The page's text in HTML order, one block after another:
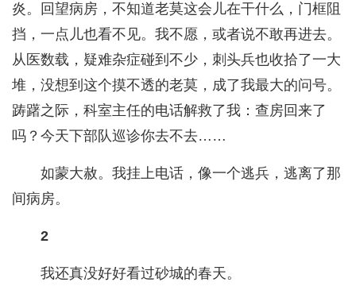
炎。回望病房，不知道老莫这会儿在干什么，门框阻
挡，一点儿也看不见。我不愿，或者说不敢再进去。
从医数载，疑难杂症碰到不少，刺头兵也收拾了一大
堆，没想到这个摸不透的老莫，成了我最大的问号。
踌躇之际，科室主任的电话解救了我：查房回来了
吗？今天下部队巡诊你去不去……
如蒙大赦。我挂上电话，像一个逃兵，逃离了那
间病房。
2
我还真没好好看过砂城的春天。